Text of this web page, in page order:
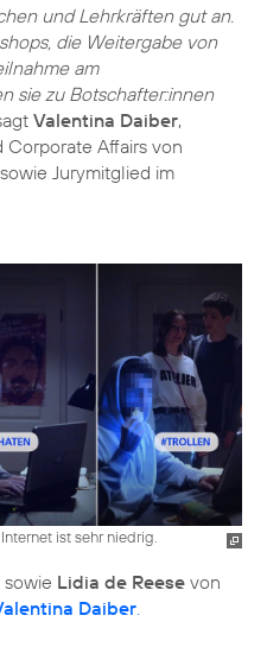
und Lehrkräften gut an.
die Weitergabe von
am
sie zu Botschafter:innen
Valentina Daiber,
Affairs von
Jurymitglied im
ist sehr niedrig.
Lidia de Reese von
Daiber.